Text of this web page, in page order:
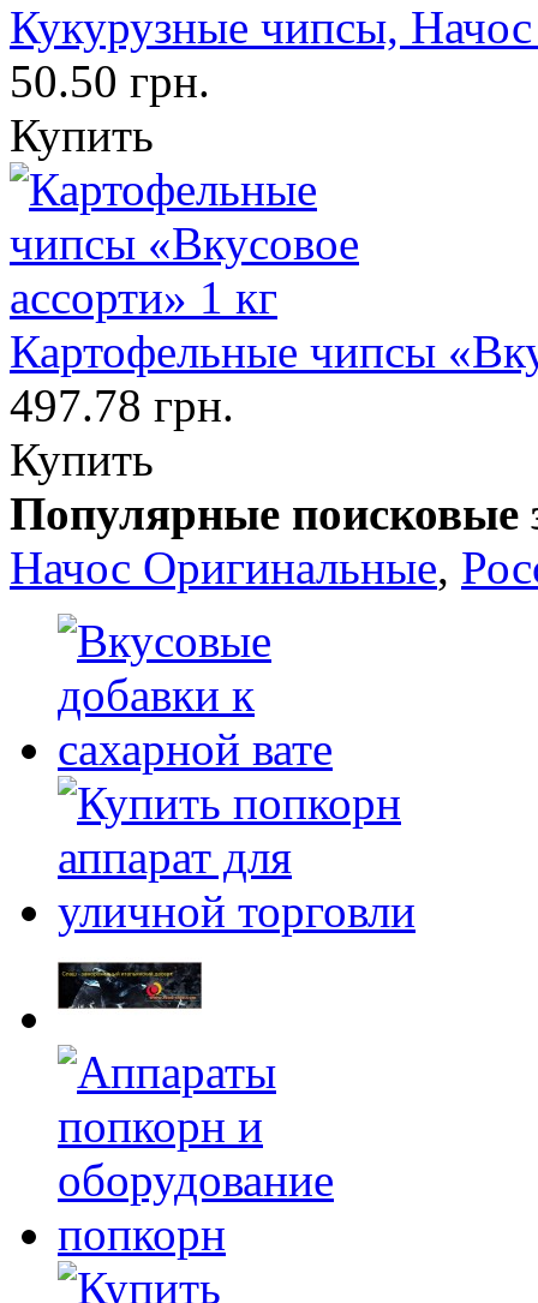
Кукурузные чипсы,
50.50 грн.
Купить
Картофельные чипсы
497.78 грн.
Купить
Популярные поисковые
Начос Оригинальные,